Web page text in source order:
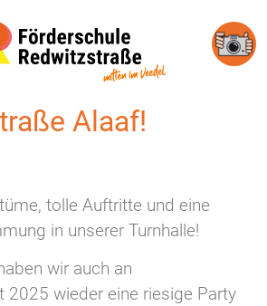
Alaaf!
tolle Auftritte und eine
in unserer Turnhalle!
wir auch an
2025 wieder eine riesige Party